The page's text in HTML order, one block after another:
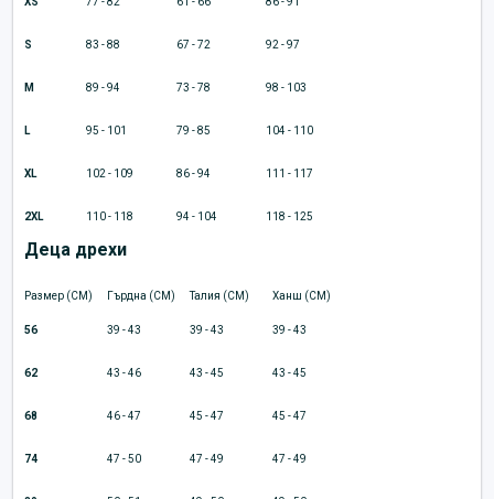
S 83 - 88 67 - 72 92 - 97
M 89 - 94 73 - 78 98 - 103
L 95 - 101 79 - 85 104 - 110
XL 102 - 109 86 - 94 111 - 117
2XL 110 - 118 94 - 104 118 - 125
Деца дрехи
Размер (CM) Гърдна (CM) Талия (CM) Ханш (CM)
56 39 - 43 39 - 43 39 - 43
62 43 - 46 43 - 45 43 - 45
68 46 - 47 45 - 47 45 - 47
74 47 - 50 47 - 49 47 - 49